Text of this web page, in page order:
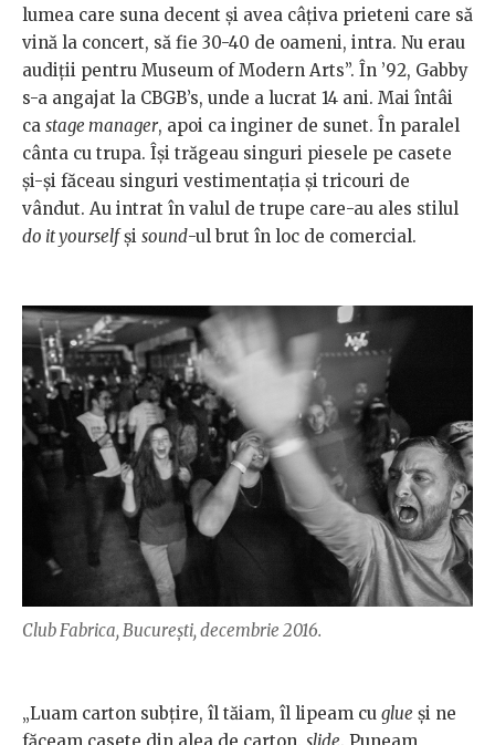
lumea care suna decent şi avea câţiva prieteni care să
vină la concert, să fie 30-40 de oameni, intra. Nu erau
audiţii pentru Museum of Modern Arts”. În ’92, Gabby
s-a angajat la CBGB’s, unde a lucrat 14 ani. Mai întâi
ca stage manager, apoi ca inginer de sunet. În paralel
cânta cu trupa. Îşi trăgeau singuri piesele pe casete
şi-şi făceau singuri vestimentația și tricouri de
vândut. Au intrat în valul de trupe care-au ales stilul
do it yourselfşi sound-ul brut în loc de comercial.
Club Fabrica, București, decembrie 2016.
„Luam carton subţire, îl tăiam, îl lipeam cu glue şi ne